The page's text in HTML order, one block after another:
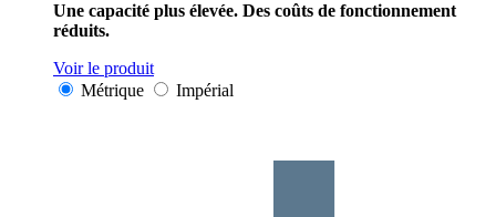
Une capacité plus élevée. Des coûts de fonctionnement
réduits.
Voir le produit
Métrique
Impérial